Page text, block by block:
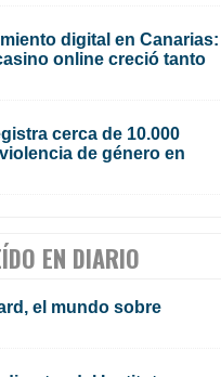
digital en Canarias:
online creció tanto
cerca de 10.000
de género en
EN DIARIO
el mundo sobre